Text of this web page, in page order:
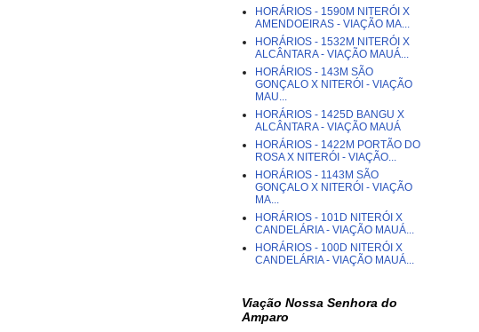
HORÁRIOS - 1590M NITERÓI X
AMENDOEIRAS - VIAÇÃO MA...
HORÁRIOS - 1532M NITERÓI X
ALCÂNTARA - VIAÇÃO MAUÁ...
HORÁRIOS - 143M SÃO
GONÇALO X NITERÓI - VIAÇÃO
MAU...
HORÁRIOS - 1425D BANGU X
ALCÂNTARA - VIAÇÃO MAUÁ
HORÁRIOS - 1422M PORTÃO DO
ROSA X NITERÓI - VIAÇÃO...
HORÁRIOS - 1143M SÃO
GONÇALO X NITERÓI - VIAÇÃO
MA...
HORÁRIOS - 101D NITERÓI X
CANDELÁRIA - VIAÇÃO MAUÁ...
HORÁRIOS - 100D NITERÓI X
CANDELÁRIA - VIAÇÃO MAUÁ...
Viação Nossa Senhora do
Amparo